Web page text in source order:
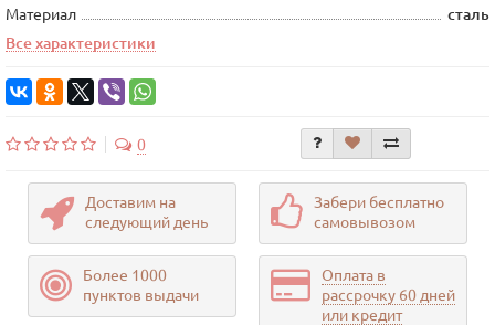
Материал
сталь
Все характеристики
0
Доставим на
следующий день
Забери бесплатно
самовывозом
Более 1000
пунктов выдачи
Оплата в
рассрочку 60 дней
или кредит